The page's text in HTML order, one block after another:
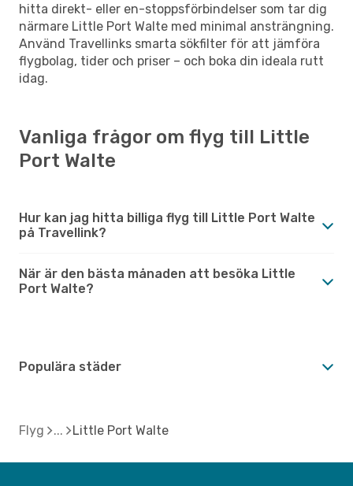
hitta direkt- eller en-stoppsförbindelser som tar dig
närmare Little Port Walte med minimal ansträngning.
Använd Travellinks smarta sökfilter för att jämföra
flygbolag, tider och priser – och boka din ideala rutt
idag.
Vanliga frågor om flyg till Little
Port Walte
Hur kan jag hitta billiga flyg till Little Port Walte
på Travellink?
När är den bästa månaden att besöka Little
Port Walte?
Populära städer
Flyg Little Port Walte